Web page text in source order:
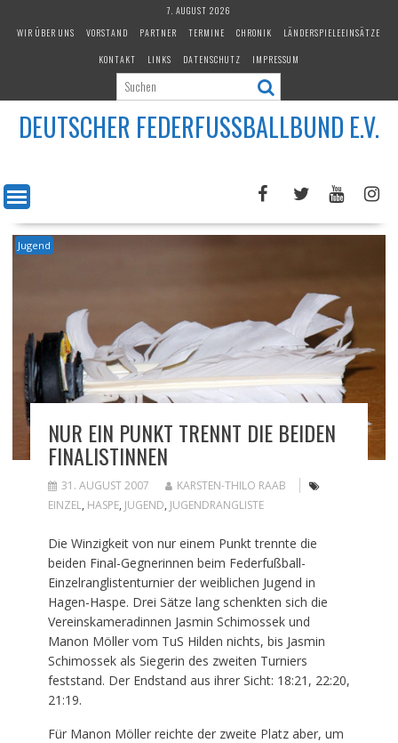
7. AUGUST 2026
WIR ÜBER UNS
VORSTAND PARTNER TERMINE CHRONIK
LÄNDERSPIELEEINSÄTZE
KONTAKT
LINKS DATENSCHUTZ IMPRESSUM
DEUTSCHER FEDERFUSSBALLBUND E.V.
Jugend
NUR EIN PUNKT TRENNT DIE BEIDEN
FINALISTINNEN
31. AUGUST 2007
KARSTEN-THILO RAAB
EINZEL, HASPE, JUGEND, JUGENDRANGLISTE
Die Winzigkeit von nur einem Punkt trennte die
beiden Final-Gegnerinnen beim Federfußball-
Einzelranglistenturnier der weiblichen Jugend in
Hagen-Haspe. Drei Sätze lang schenkten sich die
Vereinskameradinnen Jasmin Schimossek und
Manon Möller vom TuS Hilden nichts, bis Jasmin
Schimossek als Siegerin des zweiten Turniers
feststand. Der Endstand aus ihrer Sicht: 18:21, 22:20,
21:19.
Für Manon Möller reichte der zweite Platz aber, um